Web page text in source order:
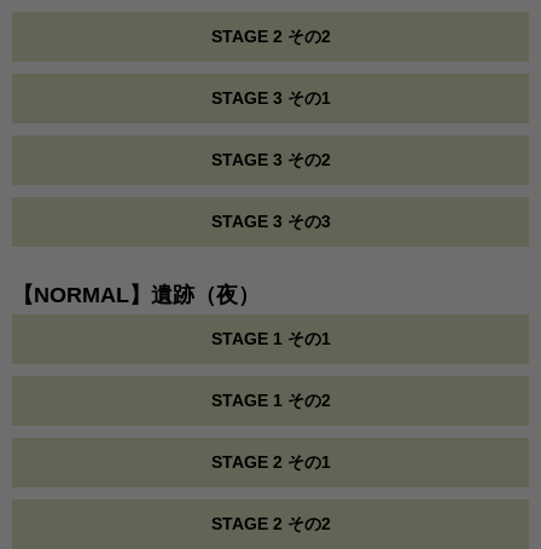
STAGE 2 その2
STAGE 3 その1
STAGE 3 その2
STAGE 3 その3
【NORMAL】遺跡（夜）
STAGE 1 その1
STAGE 1 その2
STAGE 2 その1
STAGE 2 その2